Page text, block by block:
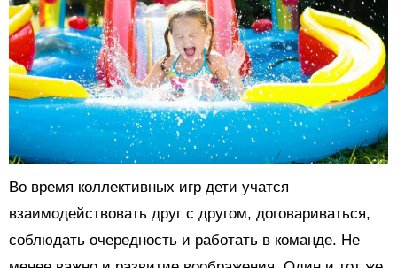
Во время коллективных игр дети учатся
взаимодействовать друг с другом, договариваться,
соблюдать очередность и работать в команде. Не